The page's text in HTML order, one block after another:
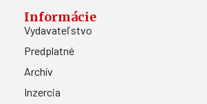
Informácie
Vydavateľstvo
Predplatné
Archív
Inzercia